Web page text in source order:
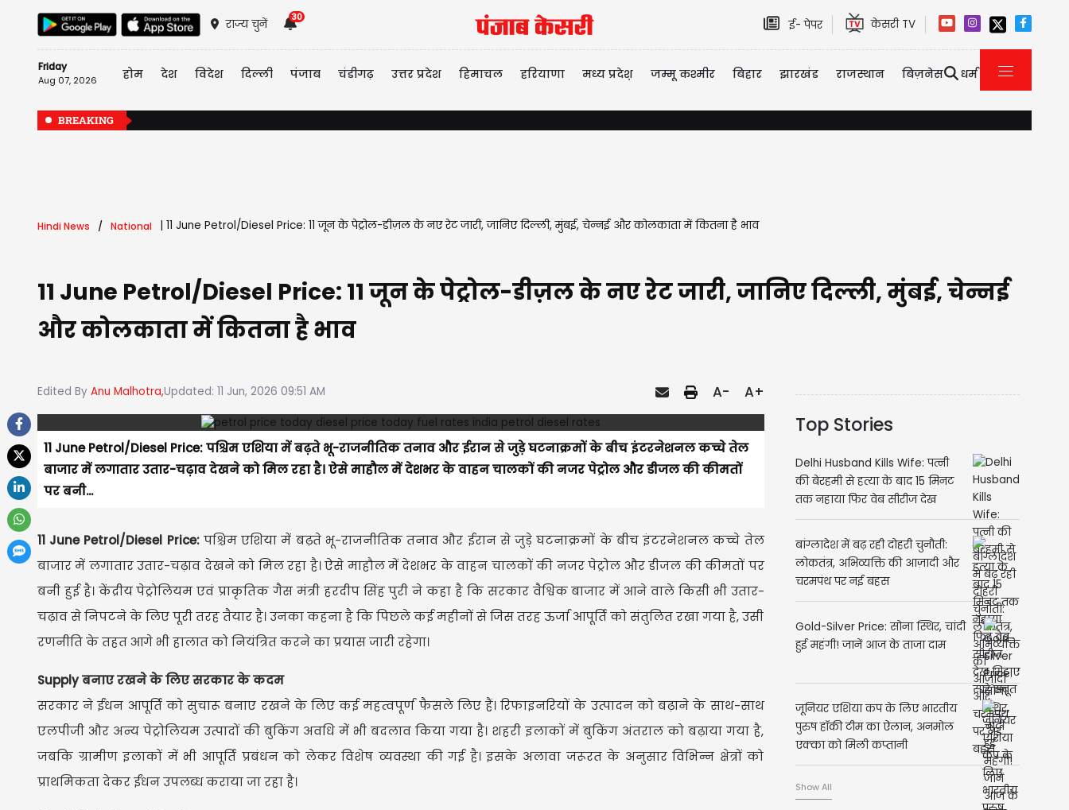
राज्य चुनें
30
ई- पेपर केसरी TV
Friday
Aug 07, 2026 होम देश विदेश दिल्ली पंजाब चंडीगढ़ उत्तर प्रदेश हिमाचल हरियाणा मध्य प्रदेश़ जम्मू कश्मीर बिहार झारखंड राजस्थान बिज़नेस धर्म
BREAKING
Hindi News National 11 June Petrol/Diesel Price: 11 जून के पेट्रोल-डीज़ल के नए रेट जारी, जानिए दिल्ली, मुंबई, चेन्नई और कोलकाता में कितना है भाव
11 June Petrol/Diesel Price: 11 जून के पेट्रोल-डीज़ल के नए रेट जारी, जानिए दिल्ली, मुंबई, चेन्नई
और कोलकाता में कितना है भाव
Edited By Anu Malhotra,Updated: 11 Jun, 2026 09:51 AM A- A+
11 June Petrol/Diesel Price: पश्चिम एशिया में बढ़ते भू-राजनीतिक तनाव और ईरान से जुड़े घटनाक्रमों के बीच इंटरनेशनल कच्चे तेल
बाजार में लगातार उतार-चढ़ाव देखने को मिल रहा है। ऐसे माहौल में देशभर के वाहन चालकों की नजर पेट्रोल और डीजल की कीमतों
पर बनी...
11 June Petrol/Diesel Price: पश्चिम एशिया में बढ़ते भू-राजनीतिक तनाव और ईरान से जुड़े घटनाक्रमों के बीच इंटरनेशनल कच्चे तेल
बाजार में लगातार उतार-चढ़ाव देखने को मिल रहा है। ऐसे माहौल में देशभर के वाहन चालकों की नजर पेट्रोल और डीजल की कीमतों पर
बनी हुई है। केंद्रीय पेट्रोलियम एवं प्राकृतिक गैस मंत्री हरदीप सिंह पुरी ने कहा है कि सरकार वैश्विक बाजार में आने वाले किसी भी उतार-
चढ़ाव से निपटने के लिए पूरी तरह तैयार है। उनका कहना है कि पिछले कई महीनों से जिस तरह ऊर्जा आपूर्ति को संतुलित रखा गया है, उसी
रणनीति के तहत आगे भी हालात को नियंत्रित करने का प्रयास जारी रहेगा।
Supply बनाए रखने के लिए सरकार के कदम
सरकार ने ईंधन आपूर्ति को सुचारू बनाए रखने के लिए कई महत्वपूर्ण फैसले लिए हैं। रिफाइनरियों के उत्पादन को बढ़ाने के साथ-साथ
एलपीजी और अन्य पेट्रोलियम उत्पादों की बुकिंग अवधि में भी बदलाव किया गया है। शहरी इलाकों में बुकिंग अंतराल को बढ़ाया गया है,
जबकि ग्रामीण इलाकों में भी आपूर्ति प्रबंधन को लेकर विशेष व्यवस्था की गई है। इसके अलावा जरूरत के अनुसार विभिन्न क्षेत्रों को
प्राथमिकता देकर ईंधन उपलब्ध कराया जा रहा है।
Top Stories
Delhi Husband Kills Wife: पत्नी
की बेरहमी से हत्या के बाद 15 मिनट
तक नहाया फिर वेब सीरीज देख
मिटाए सारे सबूत
बांग्लादेश में बढ़ रही दोहरी चुनौती:
लोकतंत्र, अभिव्यक्ति की आज़ादी और
चरमपंथ पर नई बहस
Gold-Silver Price: सोना स्थिर, चांदी
हुई महंगी! जानें आज के ताजा दाम
जूनियर एशिया कप के लिए भारतीय
पुरुष हॉकी टीम का ऐलान, अनमोल
एक्का को मिली कप्तानी
Show All